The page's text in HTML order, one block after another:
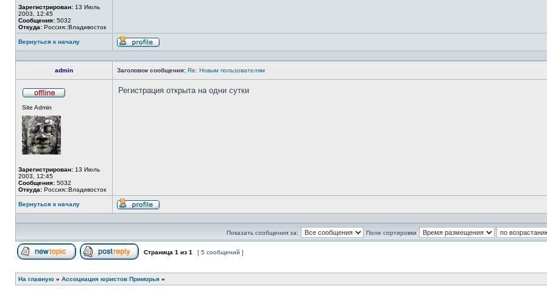
Зарегистрирован: 13 Июль
2003, 12:45
Сообщения: 5032
Откуда: Россия::Владивосток
Вернуться к началу
Профиль
admin
Заголовок сообщения: Re: Новым пользователям
Site Admin
Зарегистрирован: 13 Июль
2003, 12:45
Сообщения: 5032
Откуда: Россия::Владивосток
Регистрация открыта на одни сутки
Вернуться к началу
Профиль
Показать сообщения за:
Поле сортировки
Страница 1 из 1 [ 5 сообщений ]
На главную » Ассоциация юристов Приморья »